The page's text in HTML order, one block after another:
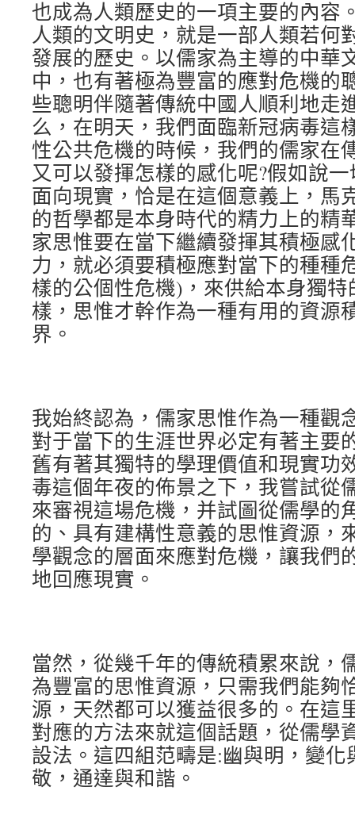
也成為人類歷史的一項主要的內容
人類的文明史，就是一部人類若何
發展的歷史。以儒家為主導的中華
中，也有著極為豐富的應對危機的
些聰明伴隨著傳統中國人順利地走
么，在明天，我們面臨新冠病毒這
性公共危機的時候，我們的儒家在
又可以發揮怎樣的感化呢?假如說
面向現實，恰是在這個意義上，馬
的哲學都是本身時代的精力上的精
家思惟要在當下繼續發揮其積極感
力，就必須要積極應對當下的種種
樣的公個性危機)，來供給本身獨
樣，思惟才幹作為一種有用的資源
界。
我始終認為，儒家思惟作為一種觀
對于當下的生涯世界必定有著主要
舊有著其獨特的學理價值和現實功
毒這個年夜的佈景之下，我嘗試從
來審視這場危機，并試圖從儒學的
的、具有建構性意義的思惟資源，
學觀念的層面來應對危機，讓我們
地回應現實。
當然，從幾千年的傳統積累來說，
為豐富的思惟資源，只需我們能夠
源，天然都可以獲益很多的。在這
對應的方法來就這個話題，從儒學
設法。這四組范疇是:幽與明，變
敬，通達與和諧。